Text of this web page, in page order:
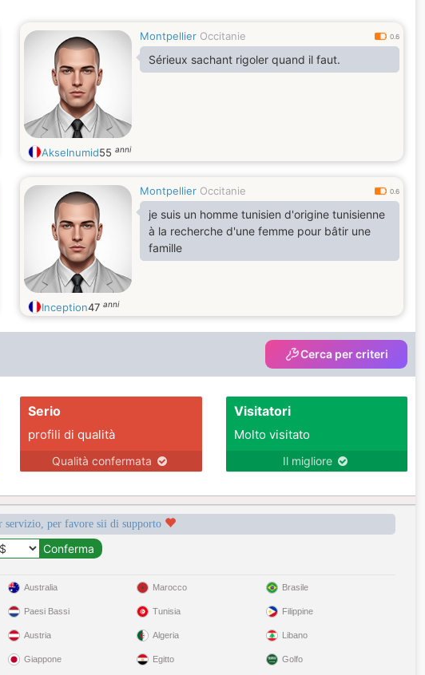
Montpellier Occitanie 0.6
Sérieux sachant rigoler quand il faut.
Akselnumid55 anni
Montpellier Occitanie 0.6
je suis un homme tunisien d'origine tunisienne
à la recherche d'une femme pour bâtir une
famille
Inception47 anni
Cerca per criteri
Serio
profili di qualità
Qualità confermata
Visitatori
Molto visitato
Il migliore
per favore sii di supporto
Australia
Paesi Bassi
Austria
Giappone
Marocco
Tunisia
Algeria
Egitto
Brasile
Filippine
Libano
Golfo